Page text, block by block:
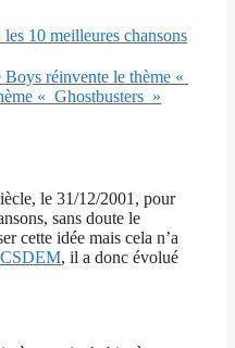
10 meilleures chansons
réinvente le thème «
« Ghostbusters »
le 31/12/2001, pour
sans doute le
cette idée mais cela n’a
CSDEM, il a donc évolué